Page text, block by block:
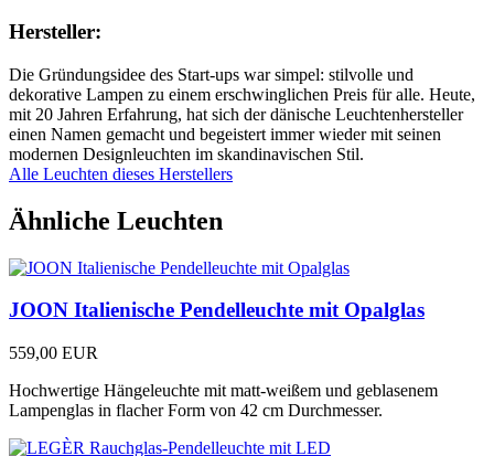
Hersteller:
Die Gründungsidee des Start-ups war simpel: stilvolle und
dekorative Lampen zu einem erschwinglichen Preis für alle. Heute,
mit 20 Jahren Erfahrung, hat sich der dänische Leuchtenhersteller
einen Namen gemacht und begeistert immer wieder mit seinen
modernen Designleuchten im skandinavischen Stil.
Alle Leuchten dieses Herstellers
Ähnliche Leuchten
JOON Italienische Pendelleuchte mit Opalglas
559,00 EUR
Hochwertige Hängeleuchte mit matt-weißem und geblasenem
Lampenglas in flacher Form von 42 cm Durchmesser.